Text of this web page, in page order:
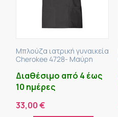
Μπλούζα ιατρική γυναικεία
Cherokee 4728- Μαύρη
Διαθέσιμο από 4 έως
10 ημέρες
33,00€